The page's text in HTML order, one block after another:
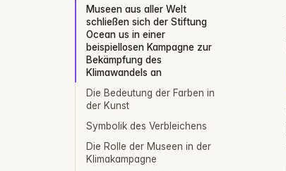
Museen aus aller Welt
schließen sich der Stiftung
Ocean us in einer
beispiellosen Kampagne zur
Bekämpfung des
Klimawandels an
Die Bedeutung der Farben in
der Kunst
Symbolik des Verbleichens
Die Rolle der Museen in der
Klimakampagne